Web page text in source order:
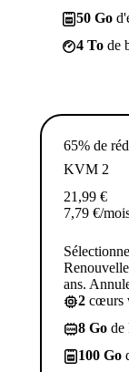
50 Go
4 To de
65% de
KVM 2
21,99 €
7,79 €/
ans.
2 cœurs
8 Go
100 Go